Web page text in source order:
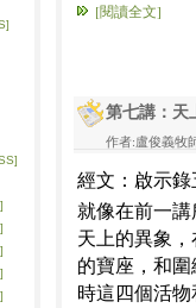
[閱讀全文]
第七講：天
作者:盧俊義牧
經文：啟示
就像在前一
天上的異象
的寶座，和
時這四個活物